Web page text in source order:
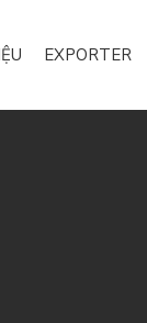
EXPORTER